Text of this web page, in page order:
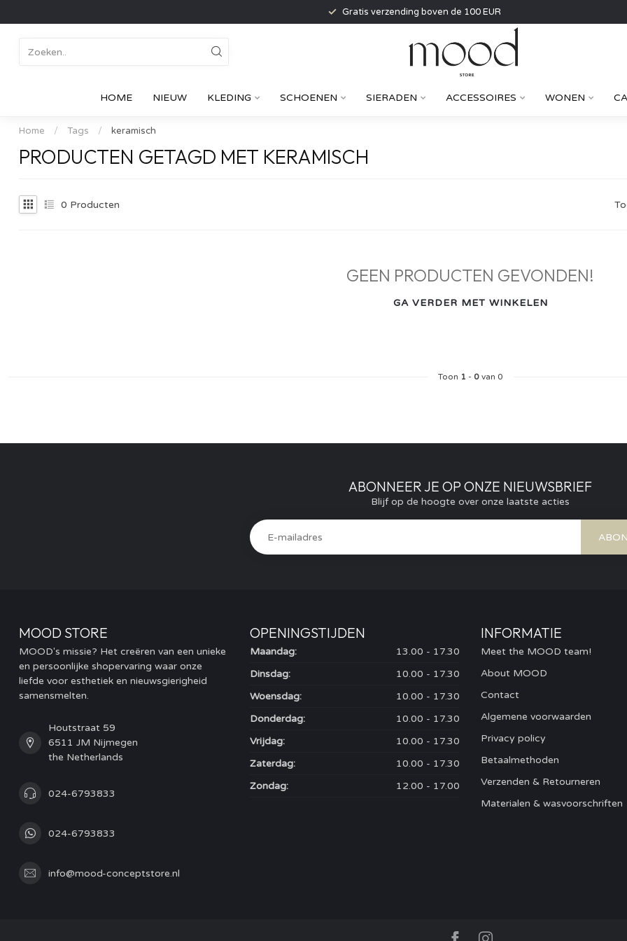
Gratis verzending boven de 100 EUR
HOME NIEUW KLEDING SCHOENEN SIERADEN ACCESSOIRES WONEN
Home / Tags / keramisch
PRODUCTEN GETAGD MET KERAMISCH
0 Producten
GEEN PRODUCTEN GEVONDEN!
GA VERDER MET WINKELEN
Toon 1 - 0van 0
ABONNEER JE OP ONZE NIEUWSBRIEF
Blijf op de hoogte over onze laatste acties
MOOD STORE
MOOD's missie? Het creëren van een unieke
en persoonlijke shopervaring waar onze
liefde voor esthetiek en nieuwsgierigheid
samensmelten.
Houtstraat 59
6511 JM Nijmegen
the Netherlands
024-6793833
024-6793833
info@mood-conceptstore.nl
OPENINGSTIJDEN
Maandag:
13.00 - 17.30
Dinsdag:
10.00 - 17.30
Woensdag:
10.00 - 17.30
Donderdag:
10.00 - 17.30
Vrijdag:
10.00 - 17.30
Zaterdag:
10.00 - 17.30
Zondag:
12.00 - 17.00
INFORMATIE
Meet the MOOD team!
About MOOD
Contact
Algemene voorwaarden
Privacy policy
Betaalmethoden
Verzenden & Retourneren
Materialen & wasvoorschriften